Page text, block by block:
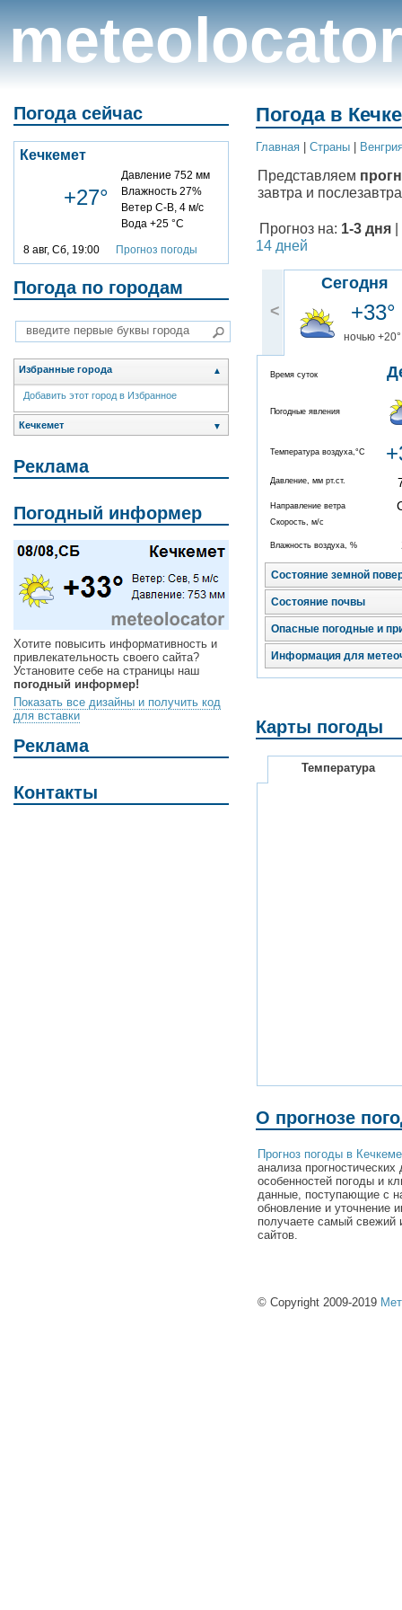
meteolocator
Погода сейчас
Кечкемет
+27°
Давление 752 мм
Влажность 27%
Ветер С-В, 4 м/с
Вода +25 °C
8 авг, Сб, 19:00 Прогноз погоды
Погода по городам
Избранные города ▲
Добавить этот город в Избранное
Кечкемет ▼
Реклама
Погодный информер
Хотите повысить информативность и
привлекательность своего сайта?
Установите себе на страницы наш
погодный информер!
Показать все дизайны и получить код
для вставки
Реклама
Контакты
Погода в
Главная Cтраны
Представляем
завтра и
Прогноз на: 1-3 дня
14 дней
<
Сегодня
+33°
ночью +20°
Время суток
Погодные явления
Температура воздуха,°C
Давление, мм рт.ст.
Направление ветра
Скорость, м/с
Влажность воздуха, %
Состояние земной
Состояние почвы
Опасные погодные и
Информация для
Карты погоды
Температура
О прогнозе
Прогноз погоды в
анализа
особенностей погоды и
данные, поступающие с
обновление и уточнение
получаете самый свежий
сайтов.
© Copyright 2009-2019